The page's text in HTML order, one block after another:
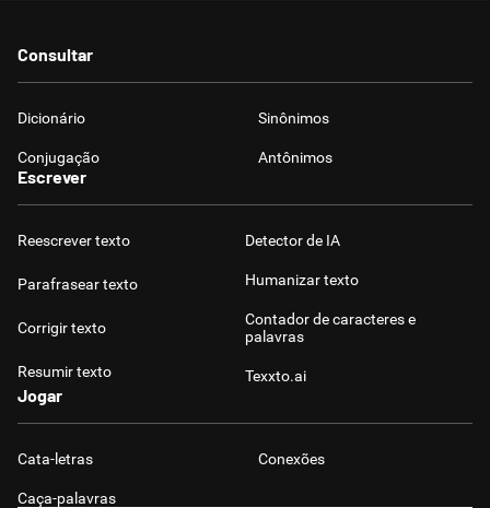
Consultar
Dicionário Sinônimos
Conjugação Antônimos
Escrever
Reescrever texto
Parafrasear texto
Corrigir texto
Resumir texto
Detector de IA
Humanizar texto
Contador de caracteres e
palavras
Texxto.ai
Jogar
Cata-letras Conexões
Caça-palavras